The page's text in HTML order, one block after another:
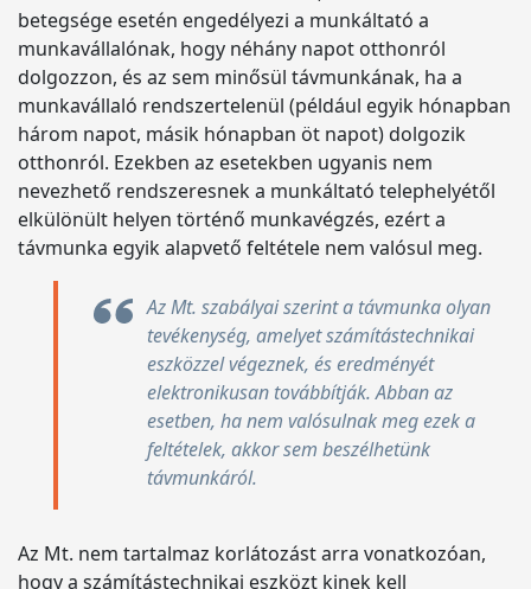
betegsége esetén engedélyezi a munkáltató a
munkavállalónak, hogy néhány napot otthonról
dolgozzon, és az sem minősül távmunkának, ha a
munkavállaló rendszertelenül (például egyik hónapban
három napot, másik hónapban öt napot) dolgozik
otthonról. Ezekben az esetekben ugyanis nem
nevezhető rendszeresnek a munkáltató telephelyétől
elkülönült helyen történő munkavégzés, ezért a
távmunka egyik alapvető feltétele nem valósul meg.
Az Mt. szabályai szerint a távmunka olyan
tevékenység, amelyet számítástechnikai
eszközzel végeznek, és eredményét
elektronikusan továbbítják. Abban az
esetben, ha nem valósulnak meg ezek a
feltételek, akkor sem beszélhetünk
távmunkáról.
Az Mt. nem tartalmaz korlátozást arra vonatkozóan,
hogy a számítástechnikai eszközt kinek kell